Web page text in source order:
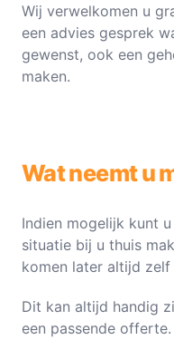
Wij verwelkomen u
een advies gesprek
gewenst, ook een
maken.
Wat neemt u
Indien mogelijk kunt
situatie bij u thuis
komen later altijd
Dit kan altijd handig
een passende offerte.